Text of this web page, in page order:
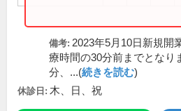
備考: 2023年5月10日新規開
療時間の30分前までとなり
分、...(続きを読む)
休診日: 木、日、祝